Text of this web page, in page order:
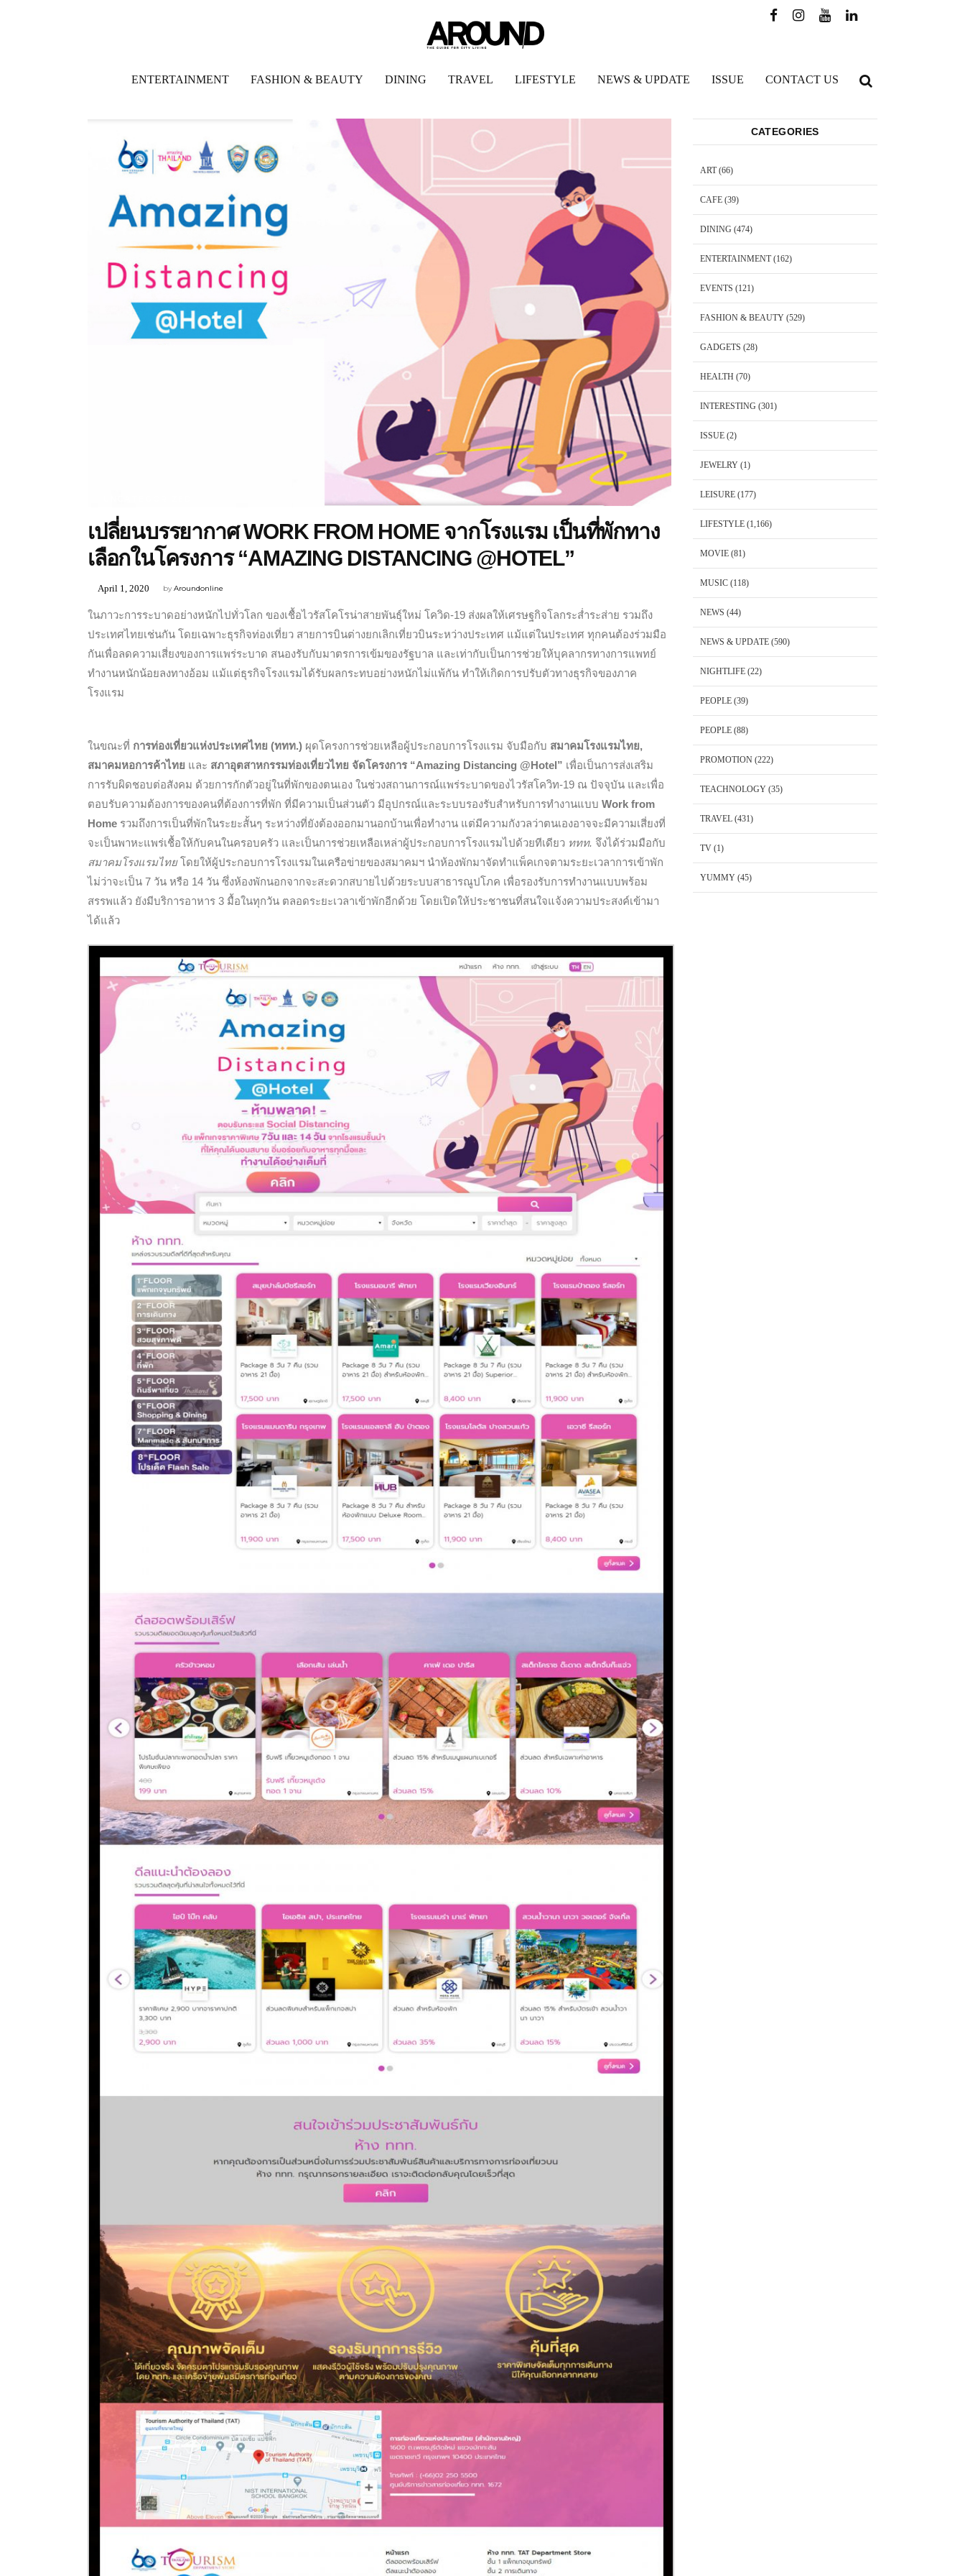
ENTERTAINMENT FASHION & BEAUTY DINING TRAVEL LIFESTYLE NEWS & UPDATE ISSUE CONTACT US
เปลี่ยนบรรยากาศ WORK FROM HOME จากโรงแรม เป็นที่พักทาง
เลือกในโครงการ “AMAZING DISTANCING @HOTEL”
byAroundonline
April 1, 2020
ในภาวะการระบาดอย่างหนักไปทั่วโลก ของเชื้อไวรัสโคโรน่าสายพันธ์ุใหม่ โควิด-19 ส่งผลให้เศรษฐกิจโลกระส่ำระส่าย รวมถึง
ประเทศไทยเช่นกัน โดยเฉพาะธุรกิจท่องเที่ยว สายการบินต่างยกเลิกเที่ยวบินระหว่างประเทศ แม้แต่ในประเทศ ทุกคนต้องร่วมมือ
กันเพื่อลดความเสี่ยงของการแพร่ระบาด สนองรับกับมาตรการเข้มของรัฐบาล และเท่ากับเป็นการช่วยให้บุคลากรทางการแพทย์
ทำงานหนักน้อยลงทางอ้อม แม้แต่ธุรกิจโรงแรมได้รับผลกระทบอย่างหนักไม่แพ้กัน ทำให้เกิดการปรับตัวทางธุรกิจของภาค
โรงแรม
ในขณะที่ การท่องเที่ยวแห่งประเทศไทย (ททท.) ผุดโครงการช่วยเหลือผู้ประกอบการโรงแรม จับมือกับ สมาคมโรงแรมไทย,
สมาคมหอการค้าไทย และ สภาอุตสาหกรรมท่องเที่ยวไทย จัดโครงการ “Amazing Distancing @Hotel” เพื่อเป็นการส่งเสริม
การรับผิดชอบต่อสังคม ด้วยการกักตัวอยู่ในที่พักของตนเอง ในช่วงสถานการณ์แพร่ระบาดของไวรัสโควิท-19 ณ ปัจจุบัน และเพื่อ
ตอบรับความต้องการของคนที่ต้องการที่พัก ที่มีความเป็นส่วนตัว มีอุปกรณ์และระบบรองรับสำหรับการทำงานแบบ Work from
Home รวมถึงการเป็นที่พักในระยะสั้นๆ ระหว่างที่ยังต้องออกมานอกบ้านเพื่อทำงาน แต่มีความกังวลว่าตนเองอาจจะมีความเสี่ยงที่
จะเป็นพาหะแพร่เชื้อให้กับคนในครอบครัว และเป็นการช่วยเหลือเหล่าผู้ประกอบการโรงแรมไปด้วยทีเดียว ททท. จึงได้ร่วมมือกับ
สมาคมโรงแรมไทยโดยให้ผู้ประกอบการโรงแรมในเครือข่ายของสมาคมฯ นำห้องพักมาจัดทำแพ็คเกจตามระยะเวลาการเข้าพัก
ไม่ว่าจะเป็น 7 วัน หรือ 14 วัน ซึ่งห้องพักนอกจากจะสะดวกสบายไปด้วยระบบสาธารณูปโภค เพื่อรองรับการทำงานแบบพร้อม
สรรพแล้ว ยังมีบริการอาหาร 3 มื้อในทุกวัน ตลอดระยะเวลาเข้าพักอีกด้วย โดยเปิดให้ประชาชนที่สนใจแจ้งความประสงค์เข้ามา
ได้แล้ว
CATEGORIES
ART(66)
CAFE(39)
DINING (474)
ENTERTAINMENT(162)
EVENTS (121)
FASHION & BEAUTY(529)
GADGETS (28)
HEALTH (70)
INTERESTING (301)
ISSUE(2)
JEWELRY(1)
LEISURE(177)
LIFESTYLE(1,166)
MOVIE(81)
MUSIC(118)
NEWS (44)
NEWS & UPDATE(590)
NIGHTLIFE(22)
PEOPLE(39)
PEOPLE(88)
PROMOTION(222)
TEACHNOLOGY(35)
TRAVEL(431)
TV(1)
YUMMY(45)